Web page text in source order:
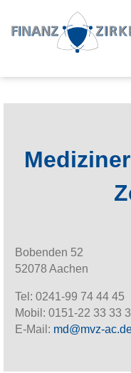
to
Bobenden 52
52078 Aachen
Tel: 0241-99 74 44 45
Mobil: 0151-22 33 33
E-Mail: md@mvz-